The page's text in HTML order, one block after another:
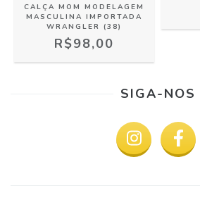
CALÇA MOM MODELAGEM
MASCULINA IMPORTADA
WRANGLER (38)
R$98,00
SIGA-NOS